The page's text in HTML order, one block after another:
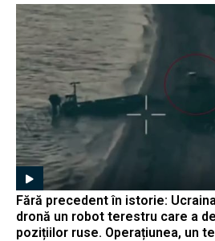
Fără precedent în istorie:
dronă un robot terestru care a
pozițiilor ruse. Operațiunea, un